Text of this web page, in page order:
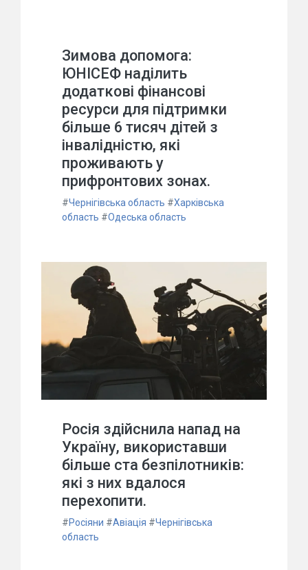
Зимова допомога:
ЮНІСЕФ наділить
додаткові фінансові
ресурси для підтримки
більше 6 тисяч дітей з
інвалідністю, які
проживають у
прифронтових зонах.
#Чернігівська область #Харківська
область #Одеська область
Росія здійснила напад на
Україну, використавши
більше ста безпілотників:
які з них вдалося
перехопити.
#Росіяни #Авіація #Чернігівська
область